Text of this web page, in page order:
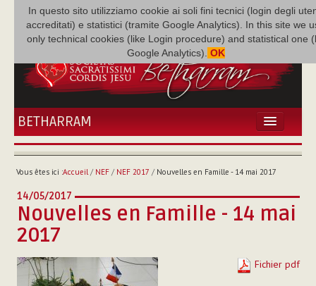
In questo sito utilizziamo cookie ai soli fini tecnici (login degli
accreditati) e statistici (tramite Google Analytics). In this site we
only technical cookies (like Login procedure) and statistical one
Google Analytics). OK
BETHARRAM
ACCUEIL
FAMILLE
MISSION
NEF
MULTIMÉDIA
P. AUGUSTE ETCHÉCOPAR
Vous êtes ici :Accueil/ NEF/ NEF 2017 / Nouvelles en Famille - 14 mai 2017
14/05/2017
Nouvelles en Famille - 14 mai
2017
Fichier pdf